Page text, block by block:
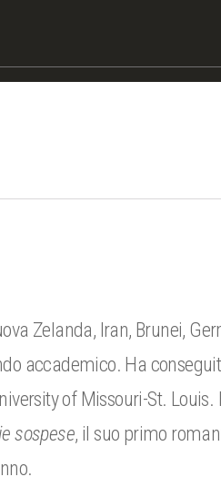
Zelanda, Iran, Brunei,
accademico. Ha
of Missouri-St. Louis.
sospese, il suo primo